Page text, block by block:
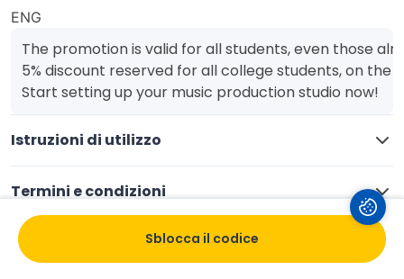
ENG
The promotion is valid for all students, even those
5% discount reserved for all college students, on the
Start setting up your music production studio now!
Istruzioni di utilizzo
Termini e condizioni
Condividi
Sblocca il codice